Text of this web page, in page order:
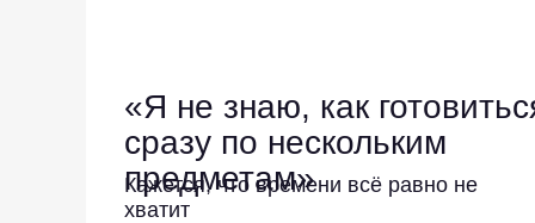
«Я не знаю, как
сразу по нескольким
предметам»
Кажется, что времени всё равно не
хватит